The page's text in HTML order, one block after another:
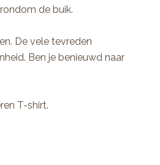
de buik.
De vele tevreden
Ben je benieuwd naar
T-shirt.